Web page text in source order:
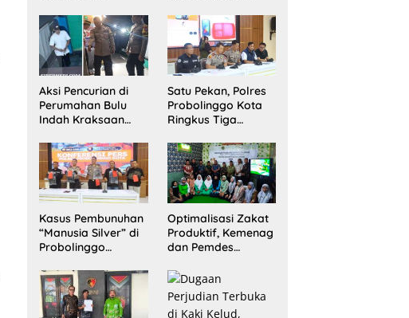
Jemput Bola
Perekaman e-KTP
Warga Disabilitas di
Dringu
Diduga Belum
Punya SLHS
Aksi Pencurian di
Perumahan Bulu
Indah Kraksaan
Satu Pekan, Polres
Probolinggo Kota
Ringkus Tiga
Sita 20 Gram
Barang Bukti
Kasus Pembunuhan
“Manusia Silver” di
Probolinggo
Pelaku Ditangkap
dan Satu Buron
Optimalisasi Zakat
Produktif, Kemenag
dan Pemdes
Bentuk Tim
Pelaksana
Kampung Zakat